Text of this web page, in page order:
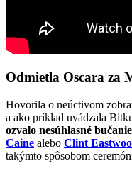
Odmietla Oscara za
Hovorila o neúctivom
a ako príklad uvádzala
ozvalo nesúhlasné
Caine alebo Clint
takýmto spôsobom